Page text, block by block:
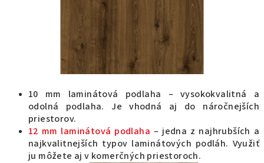
10 mm laminátová podlaha – vysokokvalitná a
odolná podlaha. Je vhodná aj do náročnejších
priestorov.
12 mm laminátová podlaha – jedna z najhrubších a
najkvalitnejších typov laminátových podláh. Využiť
ju môžete aj v komerčných priestoroch.